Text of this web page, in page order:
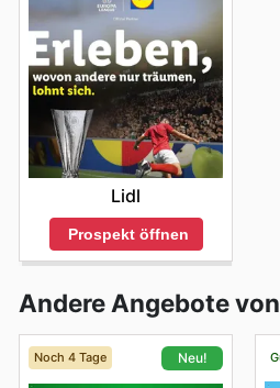
Lidl
Prospekt öffnen
Andere Angebote
Noch 4 Tage Neu!